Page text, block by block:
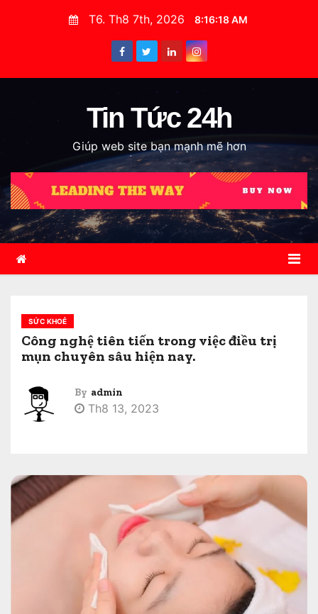
t
e
n
t
T6. Th8 7th, 2026 8:16:19 AM
Tin Tức 24h
Giúp web site bạn mạnh mẽ hơn
SỨC KHOẺ
Công nghệ tiên tiến trong việc điều trị
mụn chuyên sâu hiện nay.
By admin
Th8 13, 2023